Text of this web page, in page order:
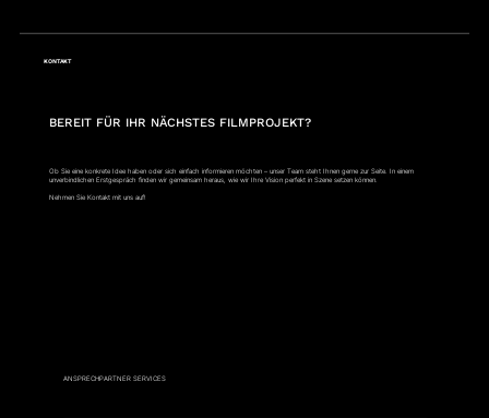
KONTAKT
BEREIT FÜR IHR NÄCHSTES FILMPROJEKT?
Ob Sie eine konkrete Idee haben oder sich einfach informieren möchten – unser Team steht Ihnen gerne zur Seite. In einem
unverbindlichen Erstgespräch finden wir gemeinsam heraus, wie wir Ihre Vision perfekt in Szene setzen können.
Nehmen Sie Kontakt mit uns auf!
ANSPRECHPARTNER SERVICES